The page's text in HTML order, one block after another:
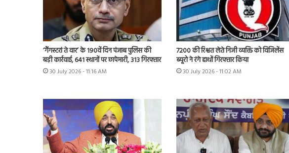
‘गैंगस्टरां ते वार’ के 190वें दिन पंजाब पुलिस की
बड़ी कार्रवाई, 641 स्थानों पर छापेमारी, 313 गिरफ्तार
30 July 2026 - 11:16 AM
7200 की रिश्वत लेते निजी व्यक्ति को विजिलेंस
ब्यूरो ने रंगे हाथों गिरफ्तार किया
30 July 2026 - 11:02 AM